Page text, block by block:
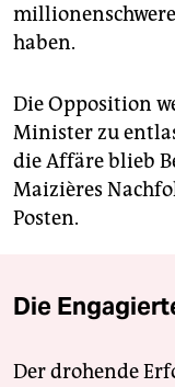
haben.
Die Opposition
Minister zu
die Affäre blieb
Maizières
Posten.
Die
Der drohende